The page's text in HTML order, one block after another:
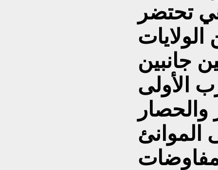
جانبين
الأولى
الموانئ